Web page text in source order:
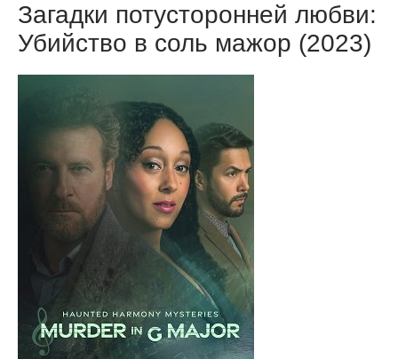
Загадки потусторонней любви:
Убийство в соль мажор (2023)